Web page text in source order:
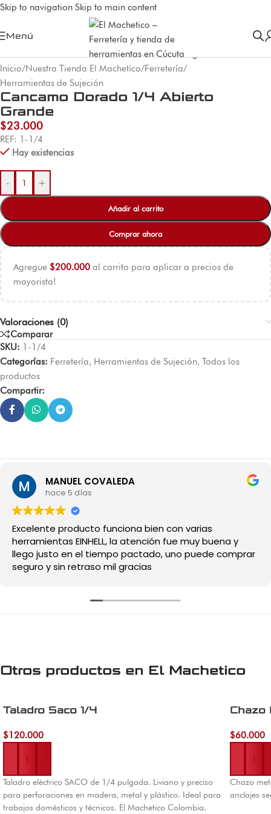
Skip to navigation Skip to main content
Menú
Inicio/Nuestra Tienda El Machetico/Ferretería/
Herramientas de Sujeción
Cancamo Dorado 1/4 Abierto
Grande
$23.000
REF: 1-1/4
Hay existencias
- +
Añadir al carrito
Comprar ahora
Agregue $200.000 al carrito para aplicar a precios de
mayorista!
Valoraciones (0)
Comparar
SKU: 1-1/4
Categorías: Ferretería, Herramientas de Sujeción, Todos los
productos
Compartir:
MANUEL COVALEDA
hace 5 días
Excelente producto funciona bien con varias
herramientas EINHELL, la atención fue muy buena y
llego justo en el tiempo pactado, uno puede comprar
seguro y sin retraso mil gracias
Otros productos en El Machetico
Taladro Saco 1/4
$120.000
Añadir al carrito
Taladro eléctrico SACO de 1/4 pulgada. Liviano y preciso
para perforaciones en madera, metal y plástico. Ideal para
trabajos domésticos y técnicos. El Machetico Colombia.
Chazo
$60.000
Añadir al
Chazo
anclajes